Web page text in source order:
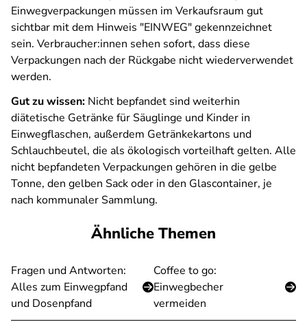
Einwegverpackungen müssen im Verkaufsraum gut
sichtbar mit dem Hinweis "EINWEG" gekennzeichnet
sein. Verbraucher:innen sehen sofort, dass diese
Verpackungen nach der Rückgabe nicht wiederverwendet
werden.
Gut zu wissen: Nicht bepfandet sind weiterhin
diätetische Getränke für Säuglinge und Kinder in
Einwegflaschen, außerdem Getränkekartons und
Schlauchbeutel, die als ökologisch vorteilhaft gelten. Alle
nicht bepfandeten Verpackungen gehören in die gelbe
Tonne, den gelben Sack oder in den Glascontainer, je
nach kommunaler Sammlung.
Ähnliche Themen
Fragen und Antworten:
Alles zum Einwegpfand
und Dosenpfand
Coffee to go:
Einwegbecher
vermeiden